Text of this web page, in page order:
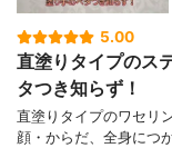
5.00
直塗りタイプのス
タつき知らず！
直塗りタイプのワセリ
顔・からだ、全身につ